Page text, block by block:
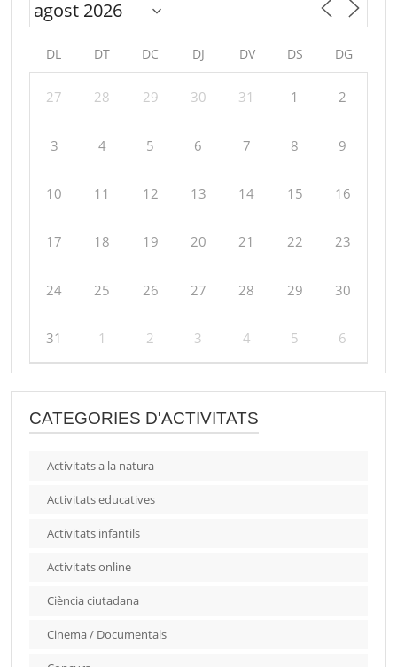
DL DT DC DJ DV DS DG
27 28 29 30 31 1 2
3 4 5 6 7 8 9
10 11 12 13 14 15 16
17 18 19 20 21 22 23
24 25 26 27 28 29 30
31 1 2 3 4 5 6
CATEGORIES D'ACTIVITATS
Activitats a la natura
Activitats educatives
Activitats infantils
Activitats online
Ciència ciutadana
Cinema / Documentals